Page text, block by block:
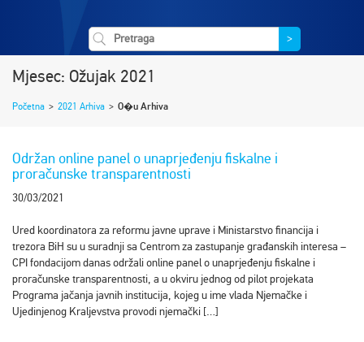
>
Mjesec: Ožujak 2021
Početna > 2021 Arhiva > O�u Arhiva
Održan online panel o unaprjeđenju fiskalne i
proračunske transparentnosti
30/03/2021
Ured koordinatora za reformu javne uprave i Ministarstvo financija i
trezora BiH su u suradnji sa Centrom za zastupanje građanskih interesa –
CPI fondacijom danas održali online panel o unaprjeđenju fiskalne i
proračunske transparentnosti, a u okviru jednog od pilot projekata
Programa jačanja javnih institucija, kojeg u ime vlada Njemačke i
Ujedinjenog Kraljevstva provodi njemački […]